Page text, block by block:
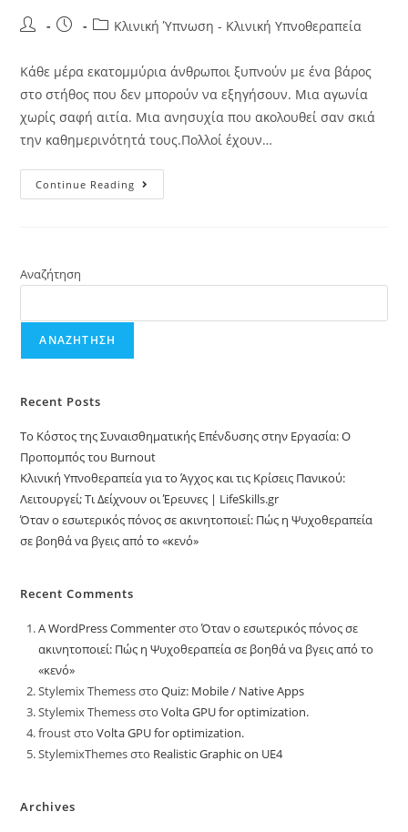
Κλινική Ύπνωση - Κλινική Υπνοθεραπεία
Κάθε μέρα εκατομμύρια άνθρωποι ξυπνούν με ένα βάρος
στο στήθος που δεν μπορούν να εξηγήσουν. Μια αγωνία
χωρίς σαφή αιτία. Μια ανησυχία που ακολουθεί σαν σκιά
την καθημερινότητά τους.Πολλοί έχουν…
Continue Reading
Αναζήτηση
ΑΝΑΖΉΤΗΣΗ
Recent Posts
Το Κόστος της Συναισθηματικής Επένδυσης στην Εργασία: Ο
Προπομπός του Burnout
Κλινική Υπνοθεραπεία για το Άγχος και τις Κρίσεις Πανικού:
Λειτουργεί; Τι Δείχνουν οι Έρευνες | LifeSkills.gr
Όταν ο εσωτερικός πόνος σε ακινητοποιεί: Πώς η Ψυχοθεραπεία
σε βοηθά να βγεις από το «κενό»
Recent Comments
A WordPress CommenterστοΌταν ο εσωτερικός πόνος σε
ακινητοποιεί: Πώς η Ψυχοθεραπεία σε βοηθά να βγεις από το
«κενό»
Stylemix ThemessστοQuiz: Mobile / Native Apps
Stylemix ThemessστοVolta GPU for optimization.
froustστοVolta GPU for optimization.
StylemixThemesστο Realistic Graphic on UE4
Archives